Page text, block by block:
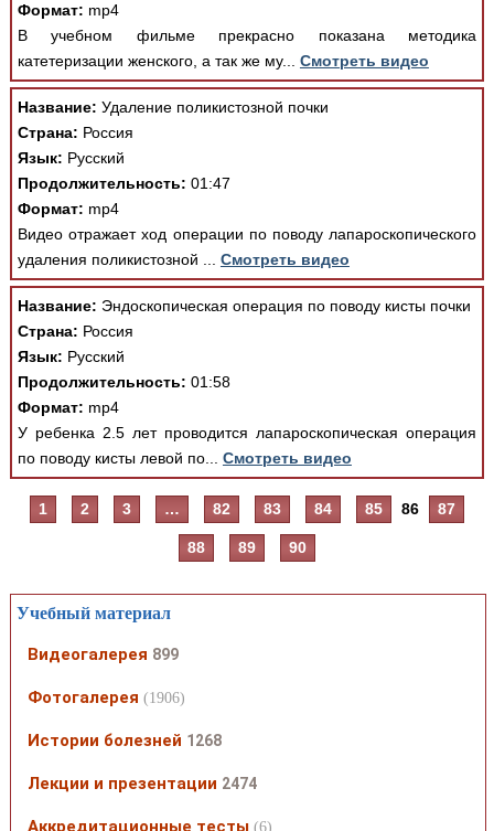
Формат: mp4
В учебном фильме прекрасно показана методика
катетеризации женского, а так же му... Смотреть видео
Название: Удаление поликистозной почки
Страна: Россия
Язык: Русский
Продолжительность: 01:47
Формат: mp4
Видео отражает ход операции по поводу лапароскопического
удаления поликистозной ... Смотреть видео
Название: Эндоскопическая операция по поводу кисты почки
Страна: Россия
Язык: Русский
Продолжительность: 01:58
Формат: mp4
У ребенка 2.5 лет проводится лапароскопическая операция
по поводу кисты левой по... Смотреть видео
1 2 3 … 82 83 84 85 86 87
88 89 90
Учебный материал
Видеогалерея 899
Фотогалерея (1906)
Истории болезней 1268
Лекции и презентации 2474
Аккредитационные тесты (6)